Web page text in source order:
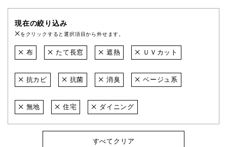
現在の絞り込み
をクリックすると選択項目から外せます。
布 たて長窓 遮熱 ＵＶカット
抗カビ 抗菌 消臭 ベージュ系
無地 住宅 ダイニング
すべてクリア